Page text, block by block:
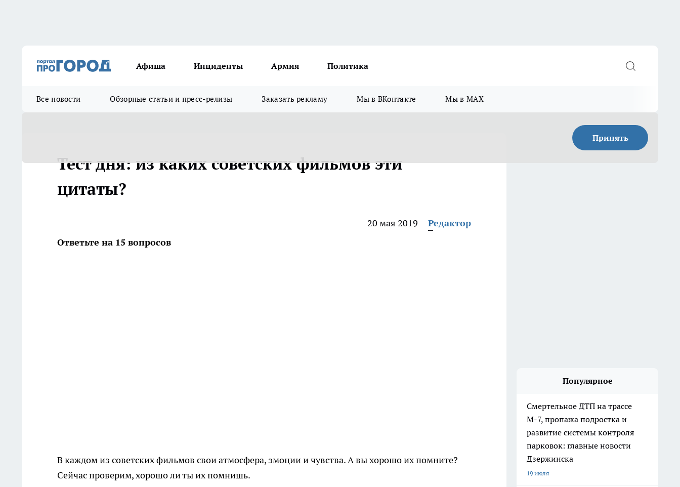
Афиша Инциденты Армия Политика
Все новости Обзорные статьи и пресс-релизы Заказать рекламу Мы в ВКонтакте Мы в MAX
Принять
Тест дня: из каких советских фильмов эти
цитаты?
20 мая 2019
Редактор
Ответьте на 15 вопросов
В каждом из советских фильмов свои атмосфера, эмоции и чувства. А вы хорошо их помните?
Сейчас проверим, хорошо ли ты их помнишь.
Популярное
Смертельное ДТП на трассе
М-7, пропажа подростка и
развитие системы контроля
парковок: главные новости
Дзержинска
19 июля